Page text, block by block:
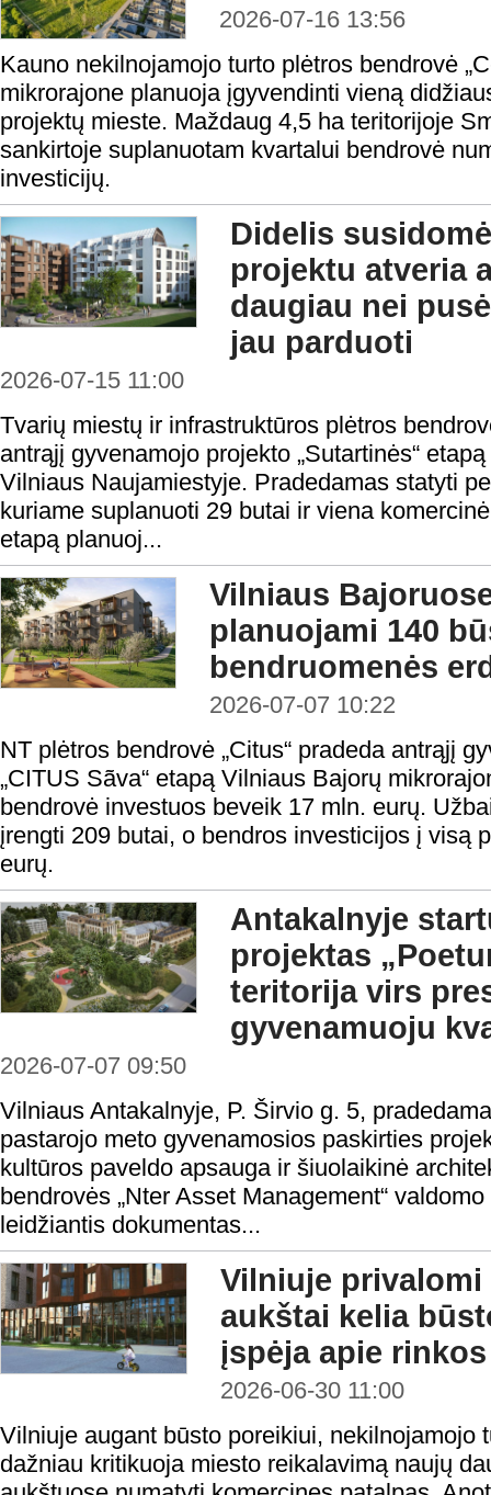
2026-07-16 13:56
Kauno nekilnojamojo turto plėtros bendrovė
mikrorajone planuoja įgyvendinti vieną
projektų mieste. Maždaug 4,5 ha teritorijoje
sankirtoje suplanuotam kvartalui bendrovė
investicijų.
Didelis
projektu atveria
daugiau nei
jau parduoti
2026-07-15 11:00
Tvarių miestų ir infrastruktūros plėtros
antrąjį gyvenamojo projekto „Sutartinės“
Vilniaus Naujamiestyje. Pradedamas statyti
kuriame suplanuoti 29 butai ir viena
etapą planuoj...
Vilniaus
planuojami 140
bendruomenės
2026-07-07 10:22
NT plėtros bendrovė „Citus“ pradeda antrąjį
„CITUS Sãva“ etapą Vilniaus Bajorų
bendrovė investuos beveik 17 mln. eurų.
įrengti 209 butai, o bendros investicijos į visą
eurų.
Antakalnyje
projektas
teritorija virs
gyvenamuoju
2026-07-07 09:50
Vilniaus Antakalnyje, P. Širvio g. 5,
pastarojo meto gyvenamosios paskirties
kultūros paveldo apsauga ir šiuolaikinė
bendrovės „Nter Asset Management“
leidžiantis dokumentas...
Vilniuje
aukštai kelia
įspėja apie
2026-06-30 11:00
Vilniuje augant būsto poreikiui, nekilnojamojo
dažniau kritikuoja miesto reikalavimą naujų